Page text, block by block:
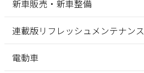
新車販売・新車整備
連載版リフレッシュメンテナンス
電動車